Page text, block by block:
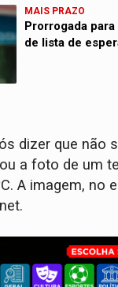
MAIS PRAZO
Prorrogada
de lista de
dizer que não
a foto de um
A imagem, no